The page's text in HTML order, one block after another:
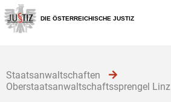
Zur
Hauptnavigation
[1]
Zum
Inhalt
[2]
Zum
Untermenü
[3]
DIE ÖSTERREICHISCHE JUSTIZ
Staatsanwaltschaften
Oberstaatsanwaltschaftssprengel Linz